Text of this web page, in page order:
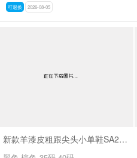
可退换 2026-08-05
新款羊漆皮粗跟尖头小单鞋SA25166